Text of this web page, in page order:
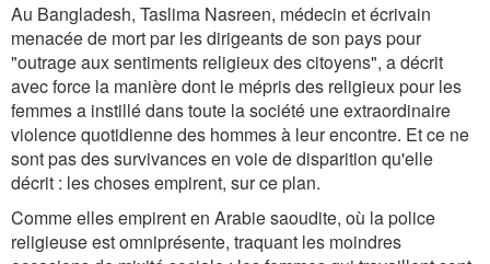
Au Bangladesh, Taslima Nasreen, médecin et écrivain
menacée de mort par les dirigeants de son pays pour
"outrage aux sentiments religieux des citoyens", a décrit
avec force la manière dont le mépris des religieux pour les
femmes a instillé dans toute la société une extraordinaire
violence quotidienne des hommes à leur encontre. Et ce ne
sont pas des survivances en voie de disparition qu'elle
décrit : les choses empirent, sur ce plan.
Comme elles empirent en Arabie saoudite, où la police
religieuse est omniprésente, traquant les moindres